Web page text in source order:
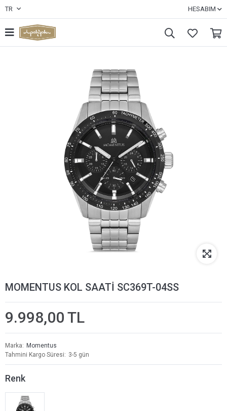
TR HESABIM
MOMENTUS KOL SAATİ SC369T-04SS
9.998,00 TL
Marka
Momentus
Tahmini Kargo Süresi
3-5 gün
Renk